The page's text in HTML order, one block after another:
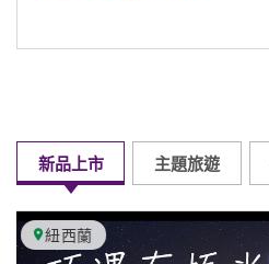
精緻規畫專屬旅遊
獎勵旅遊